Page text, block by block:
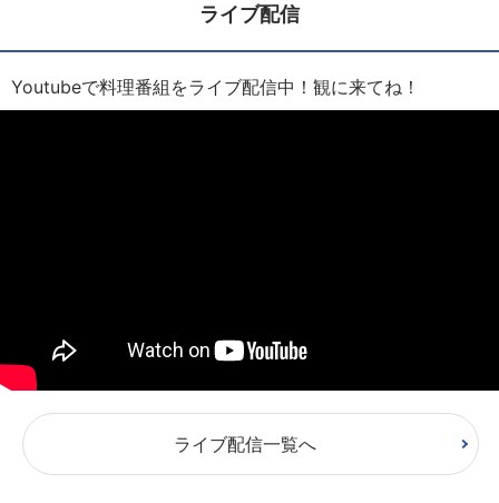
ライブ配信
Youtubeで料理番組をライブ配信中！観に来てね！
ライブ配信一覧へ